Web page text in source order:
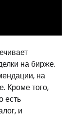
на бирже.
на
Кроме того,
есть
и